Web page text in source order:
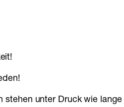
stehen unter Druck wie